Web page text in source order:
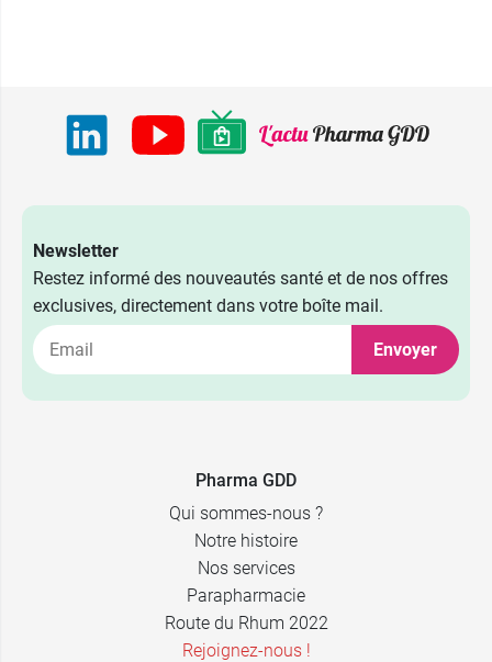
6,99 €
Newsletter
Restez informé des nouveautés santé et de nos offres
exclusives, directement dans votre boîte mail.
Envoyer
Pharma GDD
Qui sommes-nous ?
Notre histoire
Nos services
Parapharmacie
Route du Rhum 2022
Rejoignez-nous !